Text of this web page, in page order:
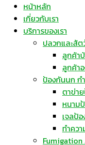
หน้าหลัก
เกี่ยวกับเรา
บริการของเรา
ปลวกและสัต
ลูกค้า
ลูกค้า
ป้องกันนก ก
ตาข่า
หนาม
เจลป้
ทำคว